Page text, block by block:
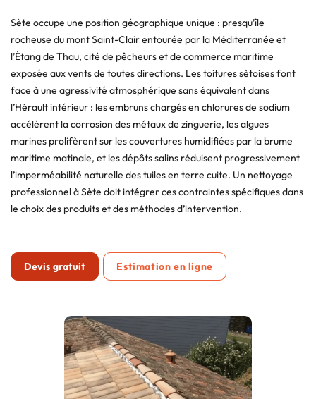
Sète occupe une position géographique unique : presqu’île
rocheuse du mont Saint-Clair entourée par la Méditerranée et
l’Étang de Thau, cité de pêcheurs et de commerce maritime
exposée aux vents de toutes directions. Les toitures sètoises font
face à une agressivité atmosphérique sans équivalent dans
l’Hérault intérieur : les embruns chargés en chlorures de sodium
accélèrent la corrosion des métaux de zinguerie, les algues
marines prolifèrent sur les couvertures humidifiées par la brume
maritime matinale, et les dépôts salins réduisent progressivement
l’imperméabilité naturelle des tuiles en terre cuite. Un nettoyage
professionnel à Sète doit intégrer ces contraintes spécifiques dans
le choix des produits et des méthodes d’intervention.
Devis gratuit Estimation en ligne